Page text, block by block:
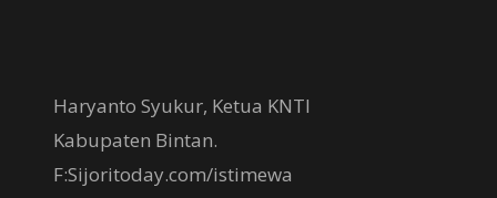
Haryanto Syukur, Ketua KNTI
Kabupaten Bintan.
F:Sijoritoday.com/istimewa